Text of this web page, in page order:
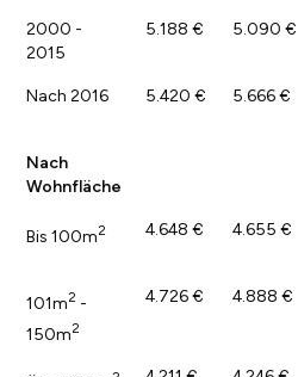
2000 -
2015
5.188 € 5.090 €
Nach 2016 5.420 € 5.666 €
Nach
Wohnfläche
Bis 100m2 4.648 € 4.655 €
101m2 -
150m2
4.726 € 4.888 €